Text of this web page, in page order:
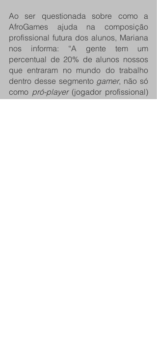
Ao ser questionada sobre como a
AfroGames ajuda na composição
profissional futura dos alunos, Mariana
nos informa: “A gente tem um
percentual de 20% de alunos nossos
que entraram no mundo do trabalho
dentro desse segmento gamer, não só
como pró-player (jogador profissional)